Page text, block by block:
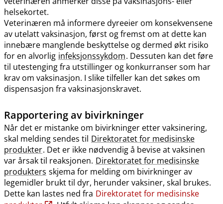
helsekortet.
Veterinæren må informere dyreeier om konsekvensene
av utelatt vaksinasjon, først og fremst om at dette kan
innebære manglende beskyttelse og dermed økt risiko
for en alvorlig infeksjonssykdom. Dessuten kan det føre
til utestenging fra utstillinger og konkurranser som har
krav om vaksinasjon. I slike tilfeller kan det søkes om
dispensasjon fra vaksinasjonskravet.
Rapportering av bivirkninger
Når det er mistanke om bivirkninger etter vaksinering,
skal melding sendes til Direktoratet for medisinske
produkter. Det er ikke nødvendig å bevise at vaksinen
var årsak til reaksjonen. Direktoratet for medisinske
produkters skjema for melding om bivirkninger av
legemidler brukt til dyr, herunder vaksiner, skal brukes.
Dette kan lastes ned fra Direktoratet for medisinske